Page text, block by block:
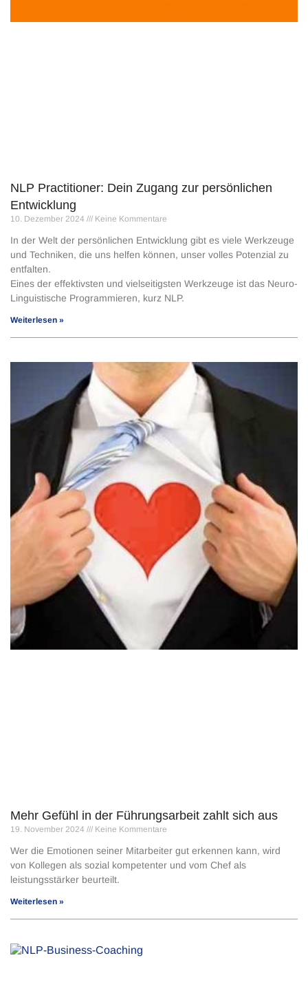
NLP Practitioner: Dein Zugang zur persönlichen
Entwicklung
10. Dezember 2024 Keine Kommentare
In der Welt der persönlichen Entwicklung gibt es viele Werkzeuge
und Techniken, die uns helfen können, unser volles Potenzial zu
entfalten.
Eines der effektivsten und vielseitigsten Werkzeuge ist das Neuro-
Linguistische Programmieren, kurz NLP.
Weiterlesen »
Mehr Gefühl in der Führungsarbeit zahlt sich aus
19. November 2024 Keine Kommentare
Wer die Emotionen seiner Mitarbeiter gut erkennen kann, wird
von Kollegen als sozial kompetenter und vom Chef als
leistungsstärker beur­teilt.
Weiterlesen »